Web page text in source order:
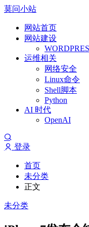
莫问小站
网站首页
网站建设
运维相关
网络安全
Linux命令
Shell脚本
Python
AI 时代
OpenAI
登录
首页
未分类
正文
未分类